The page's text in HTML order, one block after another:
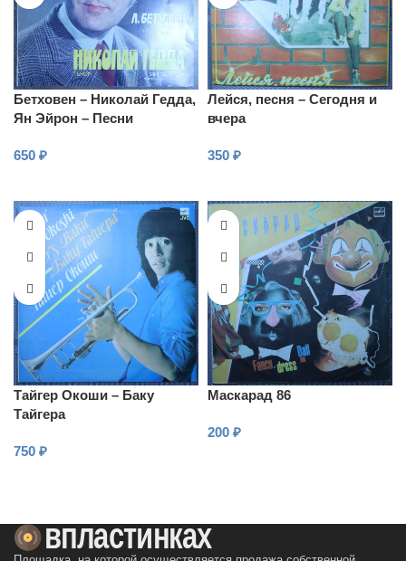
Бетховен – Николай Гедда,
Ян Эйрон – Песни
650 ₽
Лейся, песня – Сегодня и
вчера
350 ₽
Тайгер Окоши – Баку
Тайгера
750 ₽
Маскарад 86
200 ₽